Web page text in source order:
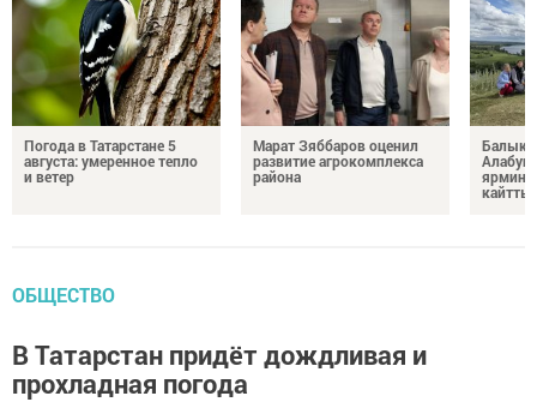
Погода в Татарстане 5
августа: умеренное тепло
и ветер
Марат Зяббаров оценил
развитие агрокомплекса
района
ОБЩЕСТВО
В Татарстан придёт дождливая и
прохладная погода